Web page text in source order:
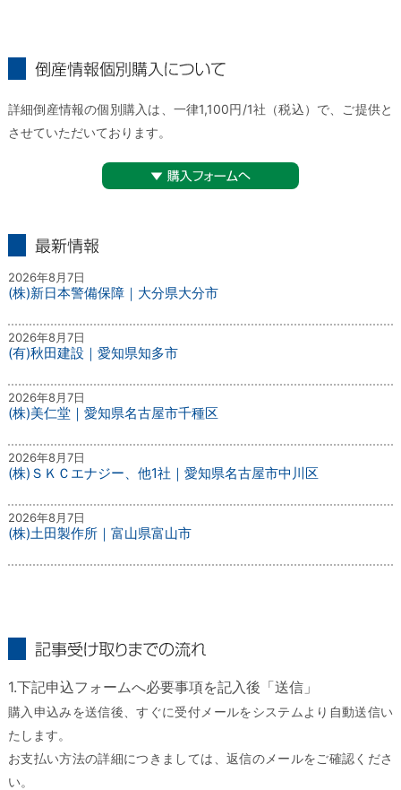
詳細倒産情報の個別購入は、一律1,100円/1社（税込）で、ご提供と
させていただいております。
2026年8月7日
(株)新日本警備保障｜大分県大分市
2026年8月7日
(有)秋田建設｜愛知県知多市
2026年8月7日
(株)美仁堂｜愛知県名古屋市千種区
2026年8月7日
(株)ＳＫＣエナジー、他1社｜愛知県名古屋市中川区
2026年8月7日
(株)土田製作所｜富山県富山市
1.下記申込フォームへ必要事項を記入後「送信」
購入申込みを送信後、すぐに受付メールをシステムより自動送信い
たします。
お支払い方法の詳細につきましては、返信のメールをご確認くださ
い。